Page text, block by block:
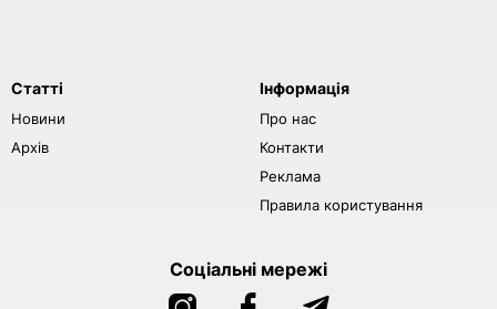
Статті
Новини
Архів
Інформація
Про нас
Контакти
Реклама
Правила користування
Соціальні мережі